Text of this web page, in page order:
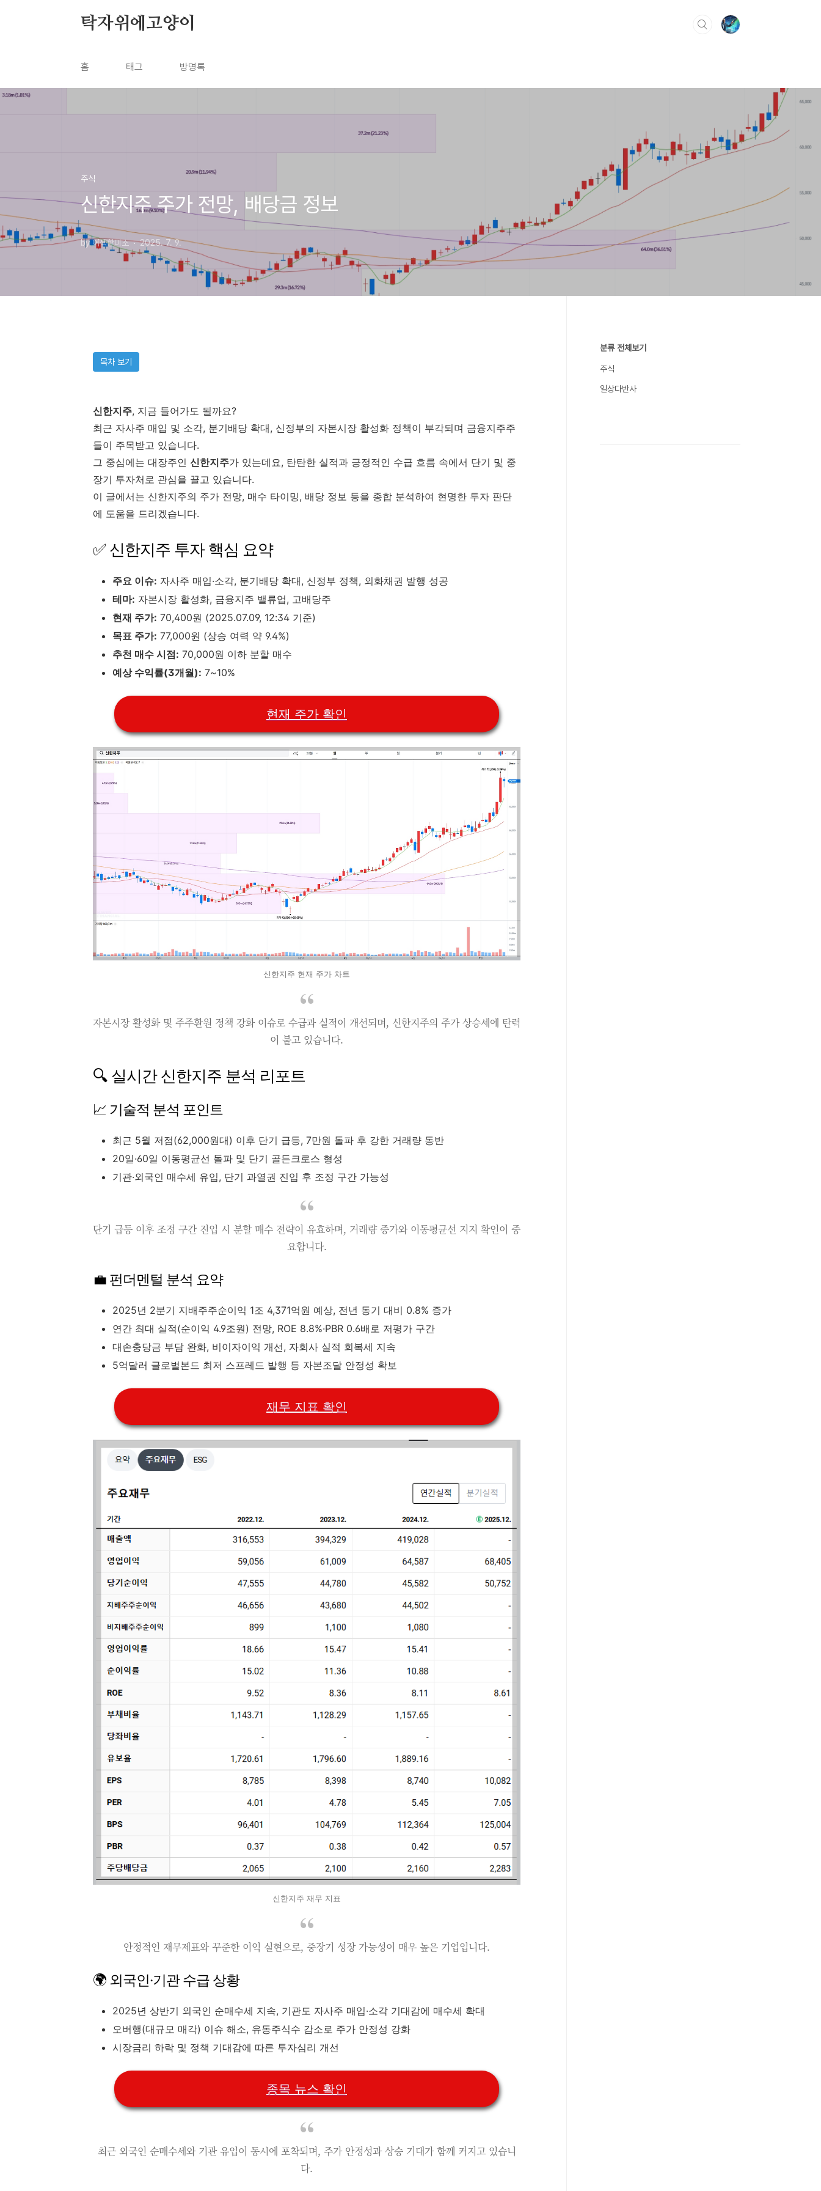
탁자위에고양이
홈 태그 방명록
주식
신한지주 주가 전망, 배당금 정보
by 어색한미소 2025. 7. 9.
목차 보기
신한지주, 지금 들어가도 될까요?
최근 자사주 매입 및 소각, 분기배당 확대, 신정부의 자본시장 활성화 정책이 부각되며 금융지주주
들이 주목받고 있습니다.
그 중심에는 대장주인 신한지주가 있는데요, 탄탄한 실적과 긍정적인 수급 흐름 속에서 단기 및 중
장기 투자처로 관심을 끌고 있습니다.
이 글에서는 신한지주의 주가 전망, 매수 타이밍, 배당 정보 등을 종합 분석하여 현명한 투자 판단
에 도움을 드리겠습니다.
✅ 신한지주 투자 핵심 요약
주요 이슈: 자사주 매입·소각, 분기배당 확대, 신정부 정책, 외화채권 발행 성공
테마: 자본시장 활성화, 금융지주 밸류업, 고배당주
현재 주가: 70,400원 (2025.07.09, 12:34 기준)
목표 주가: 77,000원 (상승 여력 약 9.4%)
추천 매수 시점: 70,000원 이하 분할 매수
예상 수익률(3개월): 7~10%
현재 주가 확인
신한지주 현재 주가 차트
자본시장 활성화 및 주주환원 정책 강화 이슈로 수급과 실적이 개선되며, 신한지주의 주가 상승세에 탄력
이 붙고 있습니다.
🔍 실시간 신한지주 분석 리포트
📈 기술적 분석 포인트
최근 5월 저점(62,000원대) 이후 단기 급등, 7만원 돌파 후 강한 거래량 동반
20일·60일 이동평균선 돌파 및 단기 골든크로스 형성
기관·외국인 매수세 유입, 단기 과열권 진입 후 조정 구간 가능성
단기 급등 이후 조정 구간 진입 시 분할 매수 전략이 유효하며, 거래량 증가와 이동평균선 지지 확인이 중
요합니다.
💼 펀더멘털 분석 요약
2025년 2분기 지배주주순이익 1조 4,371억원 예상, 전년 동기 대비 0.8% 증가
연간 최대 실적(순이익 4.9조원) 전망, ROE 8.8%·PBR 0.6배로 저평가 구간
대손충당금 부담 완화, 비이자이익 개선, 자회사 실적 회복세 지속
5억달러 글로벌본드 최저 스프레드 발행 등 자본조달 안정성 확보
재무 지표 확인
신한지주 재무 지표
안정적인 재무제표와 꾸준한 이익 실현으로, 중장기 성장 가능성이 매우 높은 기업입니다.
🌍 외국인·기관 수급 상황
2025년 상반기 외국인 순매수세 지속, 기관도 자사주 매입·소각 기대감에 매수세 확대
오버행(대규모 매각) 이슈 해소, 유동주식수 감소로 주가 안정성 강화
시장금리 하락 및 정책 기대감에 따른 투자심리 개선
종목 뉴스 확인
최근 외국인 순매수세와 기관 유입이 동시에 포착되며, 주가 안정성과 상승 기대가 함께 커지고 있습니
다.
분류 전체보기
주식
일상다반사